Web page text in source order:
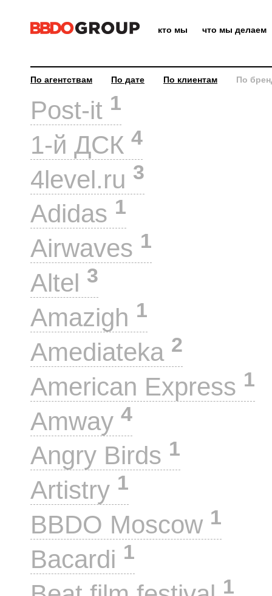
кто мы что мы делаем
По агентствам По дате По клиентам По
Post-it 1
1-й ДСК 4
4level.ru 3
Adidas 1
Airwaves 1
Altel 3
Amazigh 1
Amediateka 2
American Express 1
Amway 4
Angry Birds 1
Artistry 1
BBDO Moscow 1
Bacardi 1
1